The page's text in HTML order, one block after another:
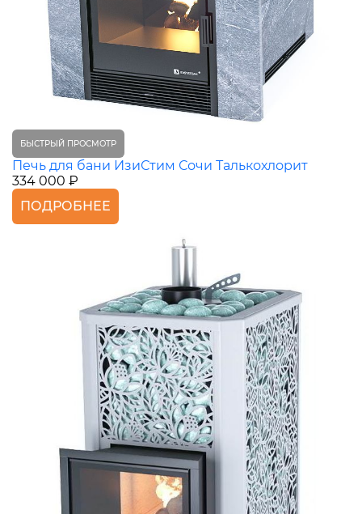
БЫСТРЫЙ ПРОСМОТР
Печь для бани ИзиСтим Сочи Талькохлорит
334 000 ₽
ПОДРОБНЕЕ